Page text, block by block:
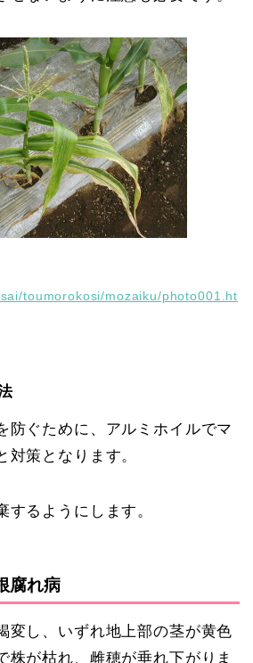
toumorokosi/mozaiku/photo001.ht
防ぐために、アルミホイルでマ
対策となります。
するようにします。
腐れ病
変し、いずれ地上部の茎が黄色
株が枯れ、雌穂が垂れ下がりま